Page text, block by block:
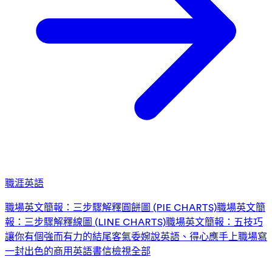
職涯英語
職場英文簡報：三步驟解釋圓餅圖 (PIE CHARTS)職場英文簡
報：三步驟解釋線圖 (LINE CHARTS)職場英文簡報：五技巧
讓你有個強而有力的結尾客氣委婉說英語、得心應手上職場寫
一封出色的商用英語書信檢視全部